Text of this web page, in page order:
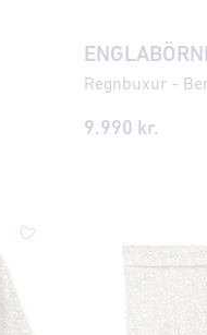
Regnbuxur -
9.990 kr.